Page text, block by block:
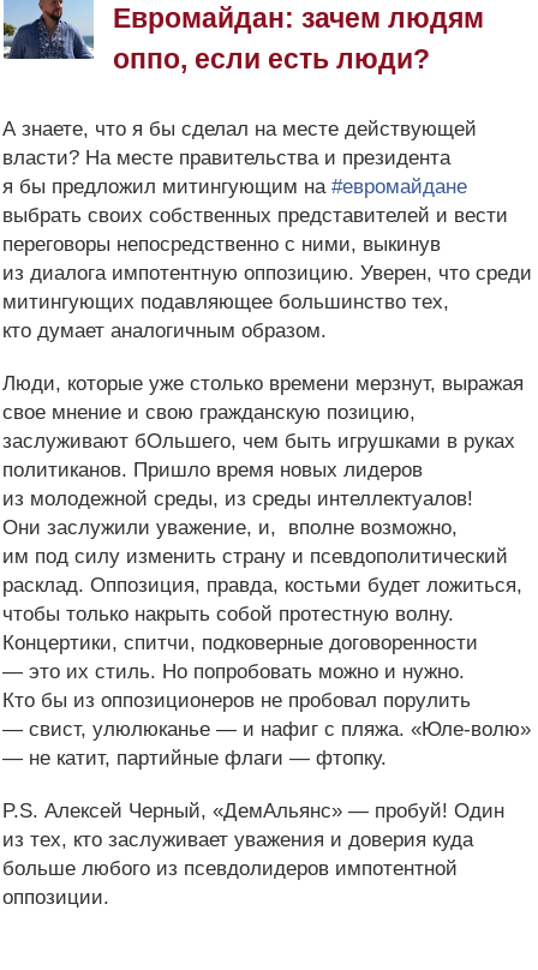
Евромайдан: зачем людям
оппо, если есть люди?
А знаете, что я бы сделал на месте действующей
власти? На месте правительства и президента
я бы предложил митингующим на #евромайдане
выбрать своих собственных представителей и вести
переговоры непосредственно с ними, выкинув
из диалога импотентную оппозицию. Уверен, что среди
митингующих подавляющее большинство тех,
кто думает аналогичным образом.
Люди, которые уже столько времени мерзнут, выражая
свое мнение и свою гражданскую позицию,
заслуживают бОльшего, чем быть игрушками в руках
политиканов. Пришло время новых лидеров
из молодежной среды, из среды интеллектуалов!
Они заслужили уважение, и, вполне возможно,
им под силу изменить страну и псевдополитический
расклад. Оппозиция, правда, костьми будет ложиться,
чтобы только накрыть собой протестную волну.
Концертики, спитчи, подковерные договоренности
— это их стиль. Но попробовать можно и нужно.
Кто бы из оппозиционеров не пробовал порулить
— свист, улюлюканье — и нафиг с пляжа. «Юле-волю»
— не катит, партийные флаги — фтопку.
P.S. Алексей Черный, «ДемАльянс» — пробуй! Один
из тех, кто заслуживает уважения и доверия куда
больше любого из псевдолидеров импотентной
оппозиции.